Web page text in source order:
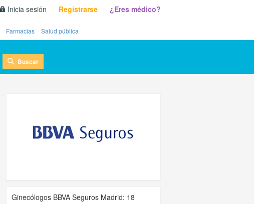
Inicia sesión Registrarse ¿Eres médico?
Farmacias Salud pública
Buscar
Ginecólogos BBVA Seguros Madrid: 18